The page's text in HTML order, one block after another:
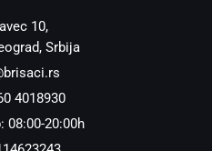
10,
Srbija
4018930
08:00-20:00h